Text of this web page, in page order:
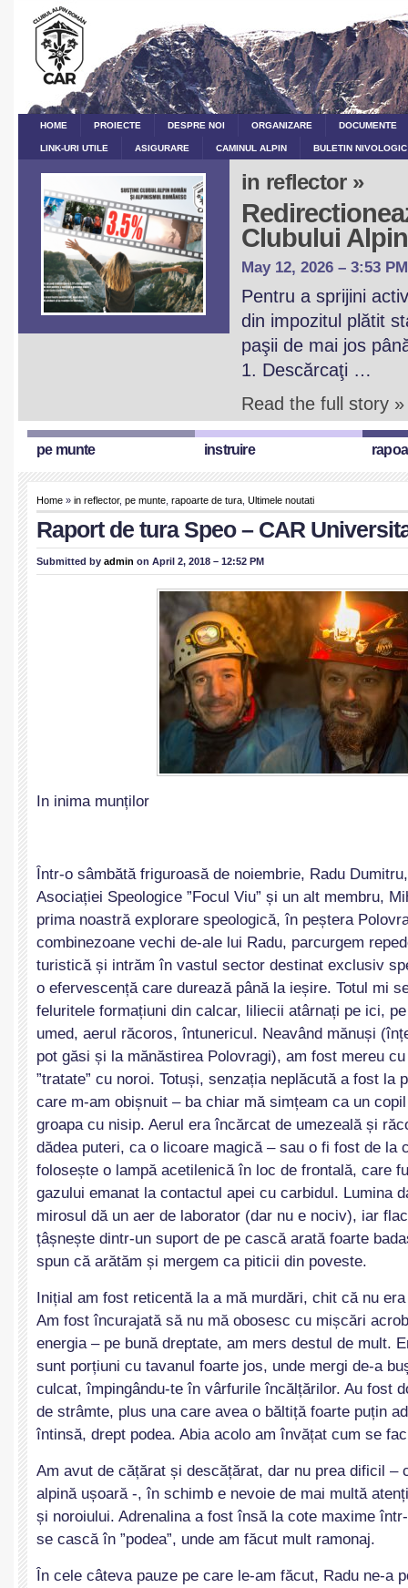
HOME PROIECTE DESPRE NOI ORGANIZARE DOCUMENTE
LINK-URI UTILE ASIGURARE CAMINUL ALPIN BULETIN
in reflector »
Clubului
May 12, 2026 – 3:53 PM
Pentru a sprijini
din impozitul plătit
paşii de mai jos
1. Descărcaţi …
Read the full story »
pe munte instruire
Home » in reflector, pe munte rapoarte de tura Ultimele noutati
Raport de tura Speo – CAR
Submitted by admin on April 2, 2018 – 12:52 PM
In inima munților
Într-o sâmbătă friguroasă de noiembrie, Radu
Asociației Speologice ”Focul Viu” și un alt membru,
prima noastră explorare speologică, în peștera
combinezoane vechi de-ale lui Radu, parcurgem
turistică și intrăm în vastul sector destinat exclusiv
o efervescență care durează până la ieșire. Totul mi
feluritele formațiuni din calcar, liliecii atârnați pe ici,
umed, aerul răcoros, întunericul. Neavând mănuși
pot găsi și la mănăstirea Polovragi), am fost mereu
”tratate” cu noroi. Totuși, senzația neplăcută a fost la
care m-am obișnuit – ba chiar mă simțeam ca un
groapa cu nisip. Aerul era încărcat de umezeală și
dădea puteri, ca o licoare magică – sau o fi fost de la
folosește o lampă acetilenică în loc de frontală, care
gazului emanat la contactul apei cu carbidul. Lumina
mirosul dă un aer de laborator (dar nu e nociv), iar
țâșnește dintr-un suport de pe cască arată foarte
spun că arătăm și mergem ca piticii din poveste.
Inițial am fost reticentă la a mă murdări, chit că nu
Am fost încurajată să nu mă obosesc cu mișcări
energia – pe bună dreptate, am mers destul de mult.
sunt porțiuni cu tavanul foarte jos, unde mergi de-a
culcat, împingându-te în vârfurile încălțărilor. Au fost
de strâmte, plus una care avea o băltiță foarte puțin
întinsă, drept podea. Abia acolo am învățat cum se
Am avut de cățărat și descățărat, dar nu prea dificil –
alpină ușoară -, în schimb e nevoie de mai multă
și noroiului. Adrenalina a fost însă la cote maxime
se cască în ”podea”, unde am făcut mult ramonaj.
În cele câteva pauze pe care le-am făcut, Radu ne-a